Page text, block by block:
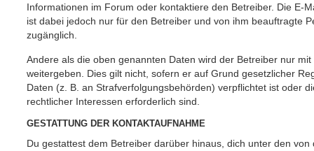
Informationen im Forum oder kontaktiere den Betreiber. Die E-
ist dabei jedoch nur für den Betreiber und von ihm beauftragte
zugänglich.
Andere als die oben genannten Daten wird der Betreiber nur
weitergeben. Dies gilt nicht, sofern er auf Grund gesetzlicher
Daten (z. B. an Strafverfolgungsbehörden) verpflichtet ist oder
rechtlicher Interessen erforderlich sind.
GESTATTUNG DER KONTAKTAUFNAHME
Du gestattest dem Betreiber darüber hinaus, dich unter den